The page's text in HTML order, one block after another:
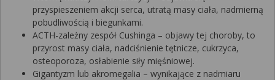
przyspieszeniem akcji serca, utratą masy ciała, nadmierną
pobudliwością i biegunkami.
ACTH-zależny zespół Cushinga – objawy tej choroby, to
przyrost masy ciała, nadciśnienie tętnicze, cukrzyca,
osteoporoza, osłabienie siły mięśniowej.
Gigantyzm lub akromegalia – wynikające z nadmiaru